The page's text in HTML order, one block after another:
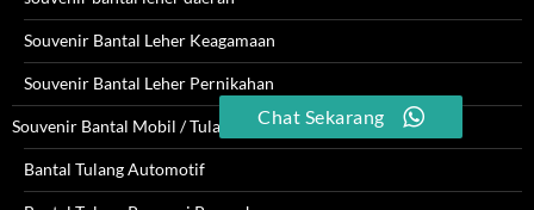
Souvenir Bantal Leher Keagamaan
Souvenir Bantal Leher Pernikahan
Souvenir Bantal Mobil / Tulang
Bantal Tulang Automotif
Chat Sekarang